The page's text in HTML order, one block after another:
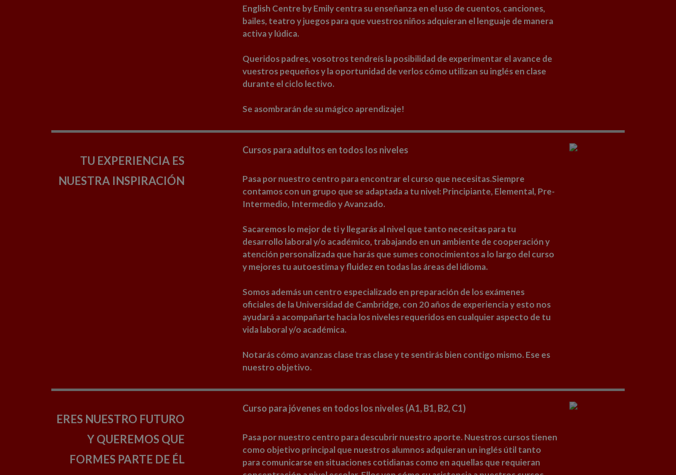
English Centre by Emily centra su enseñanza en el uso de cuentos, canciones,
bailes, teatro y juegos para que vuestros niños adquieran el lenguaje de manera
activa y lúdica.
Queridos padres, vosotros tendreís la posibilidad de experimentar el avance de
vuestros pequeños y la oportunidad de verlos cómo utilizan su inglés en clase
durante el ciclo lectivo.
Se asombrarán de su mágico aprendizaje!
TU EXPERIENCIA ES
NUESTRA INSPIRACIÓN
Cursos para adultos en todos los niveles
Pasa por nuestro centro para encontrar el curso que necesitas.Siempre
contamos con un grupo que se adaptada a tu nivel: Principiante, Elemental, Pre-
Intermedio, Intermedio y Avanzado.
Sacaremos lo mejor de ti y llegarás al nivel que tanto necesitas para tu
desarrollo laboral y/o académico, trabajando en un ambiente de cooperación y
atención personalizada que harás que sumes conocimientos a lo largo del curso
y mejores tu autoestima y fluidez en todas las áreas del idioma.
Somos además un centro especializado en preparación de los exámenes
oficiales de la Universidad de Cambridge, con 20 años de experiencia y esto nos
ayudará a acompañarte hacia los niveles requeridos en cualquier aspecto de tu
vida laboral y/o académica.
Notarás cómo avanzas clase tras clase y te sentirás bien contigo mismo. Ese es
nuestro objetivo.
ERES NUESTRO FUTURO
Y QUEREMOS QUE
FORMES PARTE DE ÉL
Curso para jóvenes en todos los niveles (A1, B1, B2, C1)
Pasa por nuestro centro para descubrir nuestro aporte. Nuestros cursos tienen
como objetivo principal que nuestros alumnos adquieran un inglés útil tanto
para comunicarse en situaciones cotidianas como en aquellas que requieran